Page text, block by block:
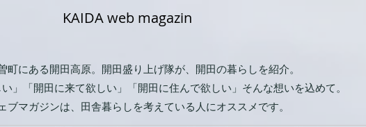
KAIDA web magazin
町にある開田高原。開田盛り上げ隊が、開田の暮らしを紹介。
い」「開田に来て欲しい」「開田に住んで欲しい」そんな想いを込めて。
ブマガジンは、田舎暮らしを考えている人にオススメです。